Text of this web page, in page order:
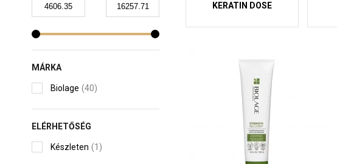
MÁRKA
Biolage (40)
ELÉRHETŐSÉG
Készleten (1)
KERATIN DOSE